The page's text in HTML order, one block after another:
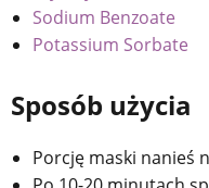
Sodium Benzoate
Potassium Sorbate
Sposób użycia
Porcję maski nanieś